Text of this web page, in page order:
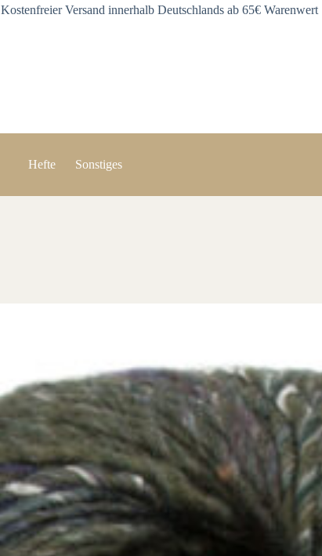
Kostenfreier Versand innerhalb Deutschlands ab 65€ Warenwert
Hefte Sonstiges